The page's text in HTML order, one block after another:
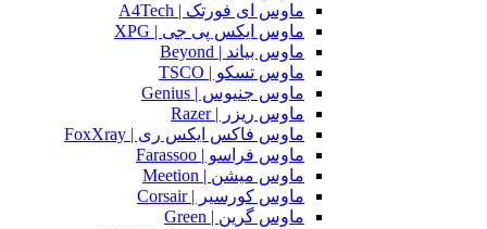
ماوس ای فورتک | A4Tech
ماوس ایکس پی جی | XPG
ماوس بیاند | Beyond
ماوس تسکو | TSCO
ماوس جنیوس | Genius
ماوس ریزر | Razer
ماوس فاکس ایکس ری | FoxXray
ماوس فراسو | Farassoo
ماوس میشن | Meetion
ماوس کورسیر | Corsair
ماوس گرین | Green